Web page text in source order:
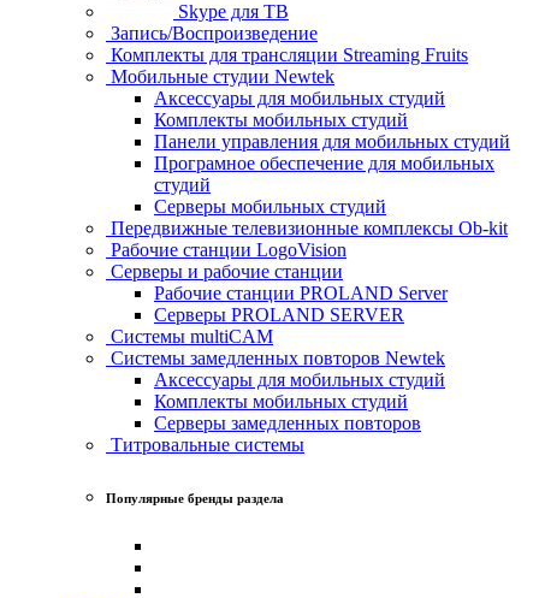
Skype для ТВ
Запись/Воспроизведение
Комплекты для трансляции Streaming Fruits
Мобильные студии Newtek
Аксессуары для мобильных студий
Комплекты мобильных студий
Панели управления для мобильных студий
Програмное обеспечение для мобильных
студий
Серверы мобильных студий
Передвижные телевизионные комплексы Ob-kit
Рабочие станции LogoVision
Серверы и рабочие станции
Рабочие станции PROLAND Server
Серверы PROLAND SERVER
Системы multiCAM
Системы замедленных повторов Newtek
Аксессуары для мобильных студий
Комплекты мобильных студий
Серверы замедленных повторов
Титровальные системы
Популярные бренды раздела